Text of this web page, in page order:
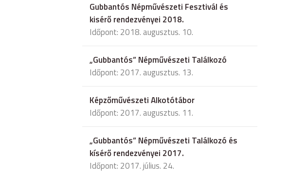
Gubbantós Népművészeti Fesztivál és
kisérő rendezvényei 2018.
Időpont: 2018. augusztus. 10.
„Gubbantós” Népművészeti Találkozó
Időpont: 2017. augusztus. 13.
Képzőművészeti Alkotótábor
Időpont: 2017. augusztus. 11.
„Gubbantós” Népművészeti Találkozó és
kísérő rendezvényei 2017.
Időpont: 2017. július. 24.